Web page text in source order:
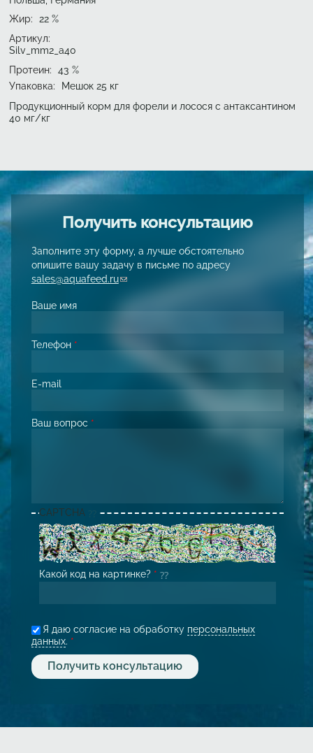
Жир: 22 %
Артикул:
Silv_mm2_a40
Протеин: 43 %
Упаковка:
Мешок 25 кг
Продукционный корм для форели и лосося с антаксантином
40 мг/кг
Получить консультацию
Заполните эту форму, а лучше обстоятельно
опишите вашу задачу в письме по адресу
sales@aquafeed.ru(link sends e-mail)
Ваше имя
Телефон *
E-mail
Ваш вопрос *
CAPTCHA
Какой код на картинке? *
Я даю согласие на обработку персональных
данных. *